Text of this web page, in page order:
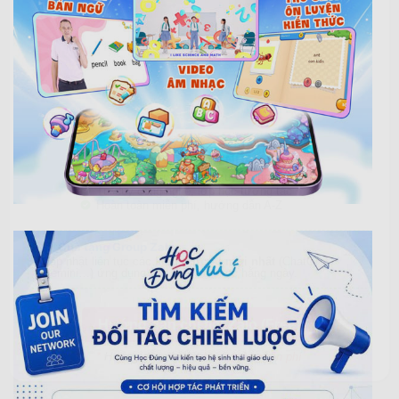
GIÁ TRỊ CỐT LÕI BẠN NHẬN ĐƯỢC
Chứng chỉ quốc tế, tăng uy tín nghề nghiệp
Tư duy công nghệ, lớp học tương tác
Quà tặng Group Zalo
Cập nhật liên tục các kiến thức AI mới nhất
(ChatGPT,
Gemini…) ứng dụng vào việc dạy học hằng ngày.
Hướng dẫn chi tiết Zalo (Free)
Hướng dẫn chi tiếthoàn toàn miễn phí